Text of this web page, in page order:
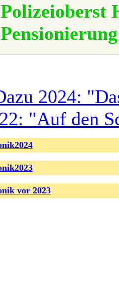
Polizeioberst
2024:
"Auf den
vor 2023